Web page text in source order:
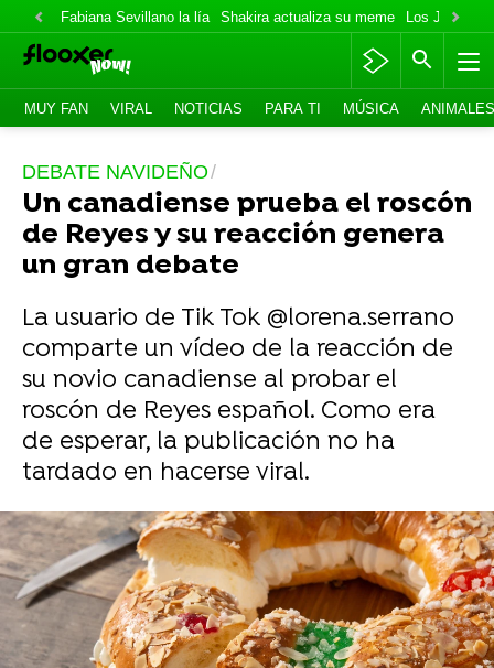
Fabiana Sevillano la lía Shakira actualiza su meme Los Jonas
MUY FAN VIRAL NOTICIAS PARA TI MÚSICA ANIMALES
DEBATE NAVIDEÑO
Un canadiense prueba el roscón
de Reyes y su reacción genera
un gran debate
La usuario de Tik Tok @lorena.serrano
comparte un vídeo de la reacción de
su novio canadiense al probar el
roscón de Reyes español. Como era
de esperar, la publicación no ha
tardado en hacerse viral.
¿Cuál es la mejor forma de cocinar la carne?
Una discusión que ha enfrentado a España
contra Argentina